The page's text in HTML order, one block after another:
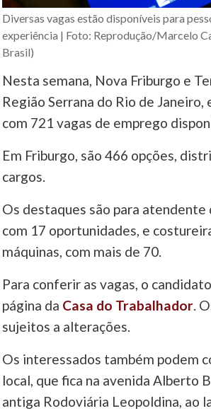
Diversas vagas estão disponíveis para
experiência | Foto: Reprodução/Marcelo
Brasil)
Nesta semana, Nova Friburgo e
Região Serrana do Rio de Janeiro,
com 721 vagas de emprego
Em Friburgo, são 466 opções,
cargos.
Os destaques são para atendente
com 17 oportunidades, e
máquinas, com mais de 70.
Para conferir as vagas, o
página da Casa do Trabalhador.
sujeitos a alterações.
Os interessados também podem
local, que fica na avenida Alberto
antiga Rodoviária Leopoldina, ao